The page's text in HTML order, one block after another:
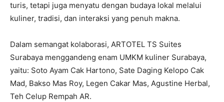
turis, tetapi juga menyatu dengan budaya lokal melalui
kuliner, tradisi, dan interaksi yang penuh makna.
Dalam semangat kolaborasi, ARTOTEL TS Suites
Surabaya menggandeng enam UMKM kuliner Surabaya,
yaitu: Soto Ayam Cak Hartono, Sate Daging Kelopo Cak
Mad, Bakso Mas Roy, Legen Cakar Mas, Agustine Herbal,
Teh Celup Rempah AR.